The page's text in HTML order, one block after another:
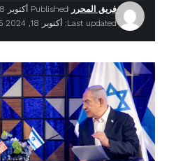
Last updated: أكتوبر 18, 2024 9:25 ص
فريق المحرر Published أكتوبر 18, 2024